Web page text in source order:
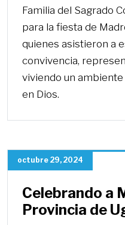
Familia del Sagrado
para la fiesta de
quienes asistieron a
convivencia,
viviendo un
en Dios.
octubre 29, 2024
Celebrando a
Provincia de